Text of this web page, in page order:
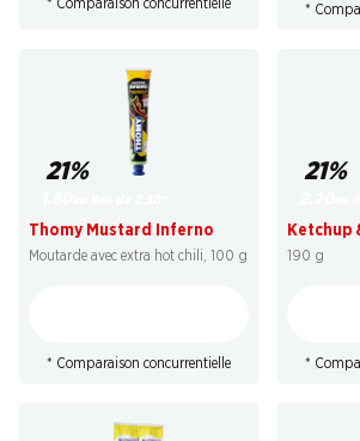
* Comparaison concurrentielle *
21%
Thomy Mustard Inferno
Moutarde avec extra hot chili, 100 g
* Comparaison concurrentielle
21%
Ketchup
190 g
*